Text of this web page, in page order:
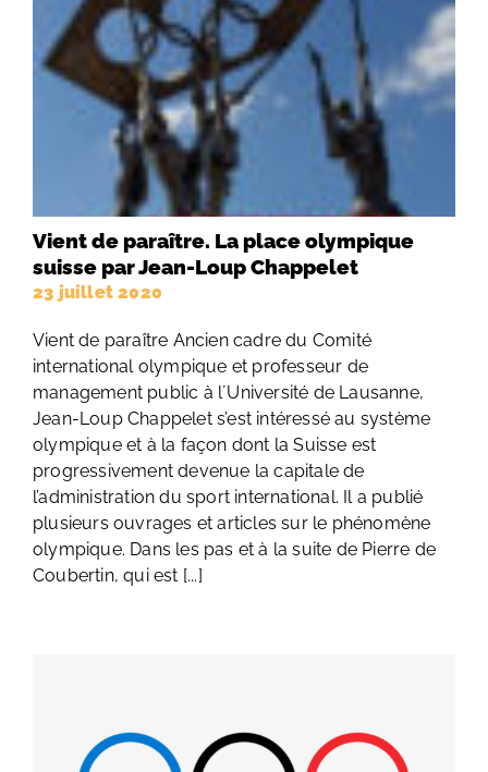
Vient de paraître. La place olympique
suisse par Jean-Loup Chappelet
23 juillet 2020
Vient de paraître Ancien cadre du Comité
international olympique et professeur de
management public à l´Université de Lausanne,
Jean-Loup Chappelet s’est intéressé au système
olympique et à la façon dont la Suisse est
progressivement devenue la capitale de
l’administration du sport international. Il a publié
plusieurs ouvrages et articles sur le phénomène
olympique. Dans les pas et à la suite de Pierre de
Coubertin, qui est [...]